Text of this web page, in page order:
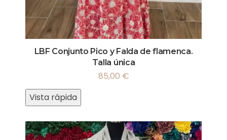
LBF Conjunto Pico y Falda de flamenca.
Talla única
85,00 €
Vista rápida